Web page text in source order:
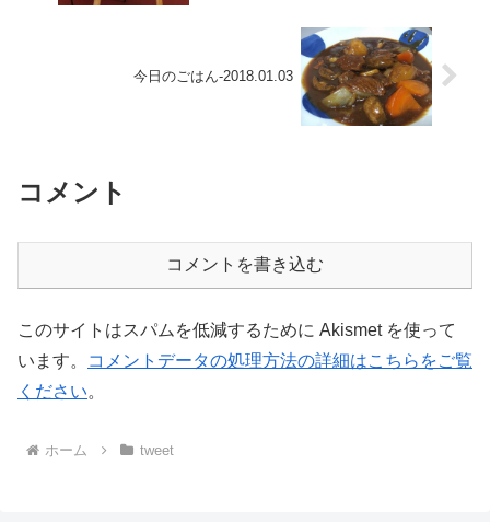
今日のごはん-2018.01.03
コメント
コメントを書き込む
このサイトはスパムを低減するために Akismet を使って
います。
コメントデータの処理方法の詳細はこちらをご覧
ください。
ホーム tweet